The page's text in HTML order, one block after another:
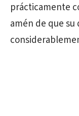
prácticamente
amén de que